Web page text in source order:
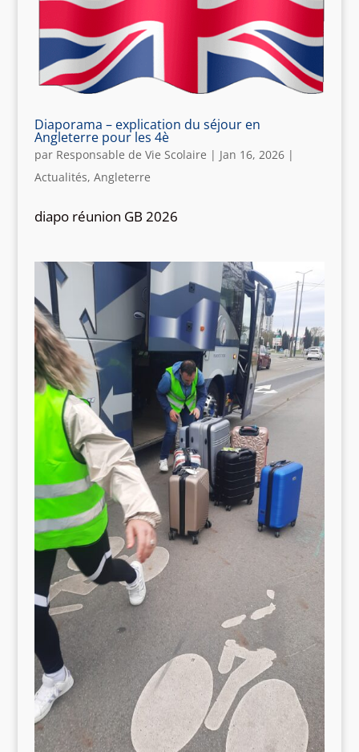
Diaporama – explication du séjour en
Angleterre pour les 4è
par Responsable de Vie Scolaire | Jan 16, 2026|
Actualités, Angleterre
diapo réunion GB 2026